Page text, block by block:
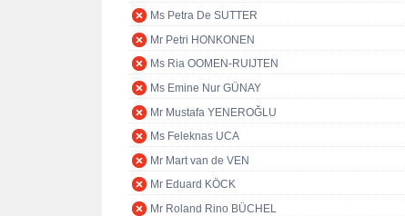
Ms Petra De SUTTER
Mr Petri HONKONEN
Ms Ria OOMEN-RUIJTEN
Ms Emine Nur GÜNAY
Mr Mustafa YENEROĞLU
Ms Feleknas UCA
Mr Mart van de VEN
Mr Eduard KÖCK
Mr Roland Rino BÜCHEL